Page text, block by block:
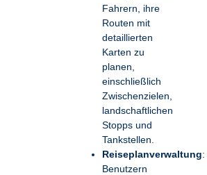
Fahrern, ihre
Routen mit
detaillierten
Karten zu
planen,
einschließlich
Zwischenzielen,
landschaftlichen
Stopps und
Tankstellen.
Reiseplanverwaltung:
Benutzern